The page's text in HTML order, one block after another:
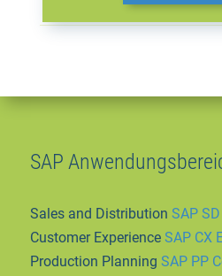
SAP
Sales and Distribution SAP
Customer Experience SAP CX
Production Planning SAP PP